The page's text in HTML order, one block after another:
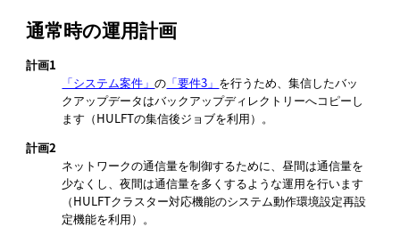
通常時の運用計画
計画1
「システム案件」の 「要件3」 を行うため、集信したバッ
クアップデータはバックアップディレクトリーへコピーし
ます（HULFTの集信後ジョブを利用）。
計画2
ネットワークの通信量を制御するために、昼間は通信量を
少なくし、夜間は通信量を多くするような運用を行います
（HULFTクラスター対応機能のシステム動作環境設定再設
定機能を利用）。